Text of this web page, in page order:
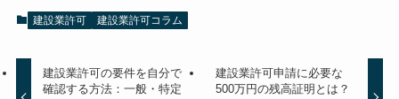
建設業許可 建設業許可コラム
建設業許可の要件を自分で
確認する方法：一般・特定
建設業許可申請に必要な
500万円の残高証明とは？